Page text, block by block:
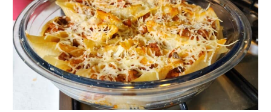
la
saucisse
et
pancetta